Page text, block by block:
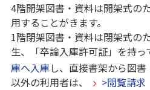
4階開架図書・資料は開架式の
用することがきます。
1階閉架図書・資料は閉架式の
生、「卒論入庫許可証」を持っ
庫へ入庫し、直接書架から図
以外の利用者は、
>閲覧請求